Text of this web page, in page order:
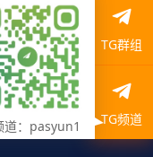
TG群组
TG频道
道：pasyun1